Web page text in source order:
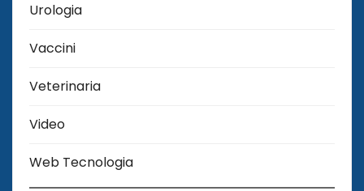
Urologia
Vaccini
Veterinaria
Video
Web Tecnologia